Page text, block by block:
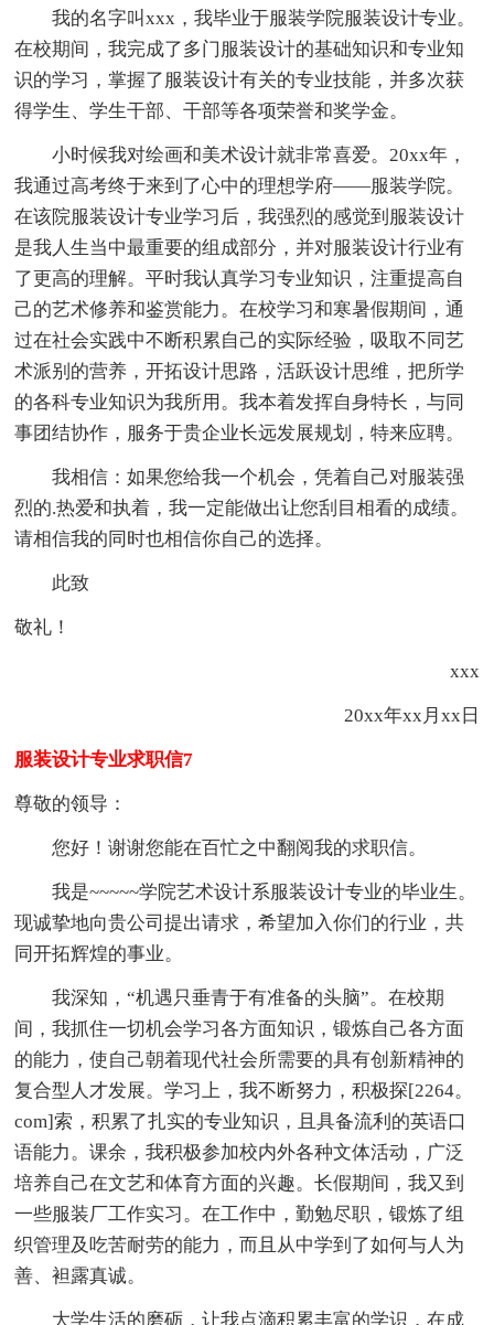
我的名字叫xxx，我毕业于服装学院服装设计专业。
在校期间，我完成了多门服装设计的基础知识和专业知
识的学习，掌握了服装设计有关的专业技能，并多次获
得学生、学生干部、干部等各项荣誉和奖学金。
小时候我对绘画和美术设计就非常喜爱。20xx年，
我通过高考终于来到了心中的理想学府——服装学院。
在该院服装设计专业学习后，我强烈的感觉到服装设计
是我人生当中最重要的组成部分，并对服装设计行业有
了更高的理解。平时我认真学习专业知识，注重提高自
己的艺术修养和鉴赏能力。在校学习和寒暑假期间，通
过在社会实践中不断积累自己的实际经验，吸取不同艺
术派别的营养，开拓设计思路，活跃设计思维，把所学
的各科专业知识为我所用。我本着发挥自身特长，与同
事团结协作，服务于贵企业长远发展规划，特来应聘。
我相信：如果您给我一个机会，凭着自己对服装强
烈的.热爱和执着，我一定能做出让您刮目相看的成绩。
请相信我的同时也相信你自己的选择。
此致
敬礼！
xxx
20xx年xx月xx日
服装设计专业求职信7
尊敬的领导：
您好！谢谢您能在百忙之中翻阅我的求职信。
我是~~~~~学院艺术设计系服装设计专业的毕业生。
现诚挚地向贵公司提出请求，希望加入你们的行业，共
同开拓辉煌的事业。
我深知，“机遇只垂青于有准备的头脑”。在校期
间，我抓住一切机会学习各方面知识，锻炼自己各方面
的能力，使自己朝着现代社会所需要的具有创新精神的
复合型人才发展。学习上，我不断努力，积极探[2264。
com]索，积累了扎实的专业知识，且具备流利的英语口
语能力。课余，我积极参加校内外各种文体活动，广泛
培养自己在文艺和体育方面的兴趣。长假期间，我又到
一些服装厂工作实习。在工作中，勤勉尽职，锻炼了组
织管理及吃苦耐劳的能力，而且从中学到了如何与人为
善、袒露真诚。
大学生活的磨砺，让我点滴积累丰富的学识，在成